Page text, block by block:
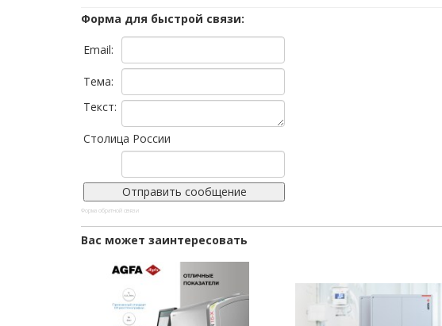
Форма для быстрой связи:
Email:
Тема:
Текст:
Столица России
Форма обратной связи
Вас может заинтересовать